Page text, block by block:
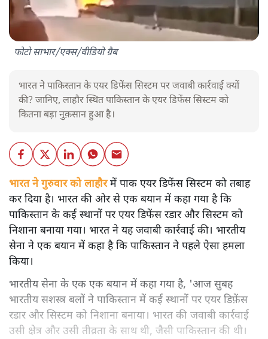
फोटो साभार/एक्स/वीडियो ग्रैब
भारत ने पाकिस्तान के एयर डिफेंस सिस्टम पर जवाबी कार्रवाई क्यों
की? जानिए, लाहौर स्थित पाकिस्तान के एयर डिफेंस सिस्टम को
कितना बड़ा नुक़सान हुआ है।
भारत ने गुरुवार को लाहौरमें पाक एयर डिफेंस सिस्टम को तबाह
कर दिया है। भारत की ओर से एक बयान में कहा गया है कि
पाकिस्तान के कई स्थानों पर एयर डिफेंस रडार और सिस्टम को
निशाना बनाया गया। भारत ने यह जवाबी कार्रवाई की। भारतीय
सेना ने एक बयान में कहा है कि पाकिस्तान ने पहले ऐसा हमला
किया।
भारतीय सेना के एक एक बयान में कहा गया है, 'आज सुबह
भारतीय सशस्त्र बलों ने पाकिस्तान में कई स्थानों पर एयर डिफ़ेंस
रडार और सिस्टम को निशाना बनाया। भारत की जवाबी कार्रवाई
उसी क्षेत्र और उसी तीव्रता के साथ थी, जैसी पाकिस्तान की थी।